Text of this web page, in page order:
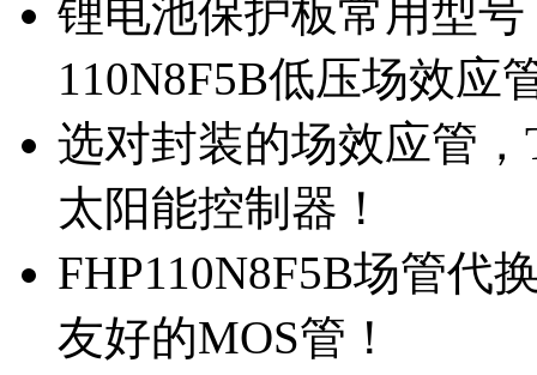
锂电池保护板常用型
110N8F5B低压场效应
选对封装的场效应管
太阳能控制器！
FHP110N8F5B场管代
友好的MOS管！